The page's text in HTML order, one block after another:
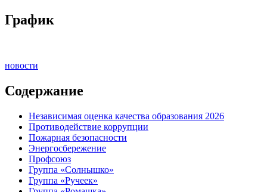
График
новости
Содержание
Независимая оценка качества образования 2026
Противодействие коррупции
Пожарная безопасности
Энергосбережение
Профсоюз
Группа «Солнышко»
Группа «Ручеек»